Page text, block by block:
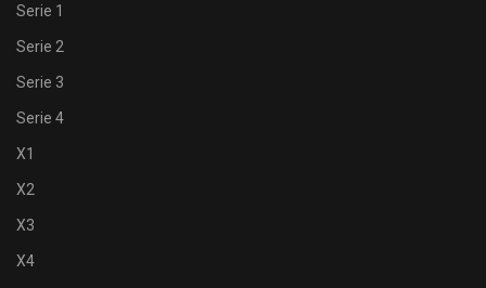
Serie 1
Serie 2
Serie 3
Serie 4
X1
X2
X3
X4